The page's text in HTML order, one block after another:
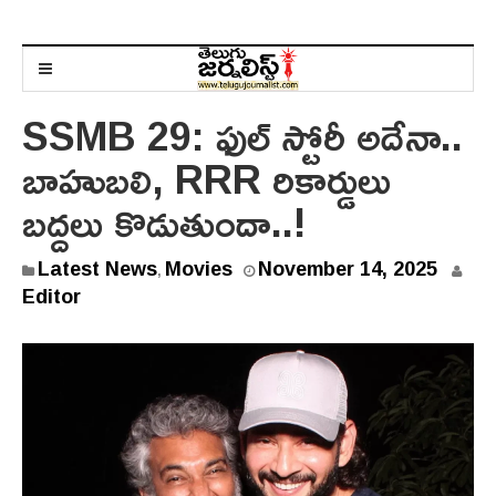
SSMB 29: ఫుల్ స్టోరీ అదేనా..
బాహుబలి, RRR రికార్డులు
బద్దలు కొడుతుందా..!
Latest News, Movies November 14, 2025N
e
m
b
e
r
1
Editor